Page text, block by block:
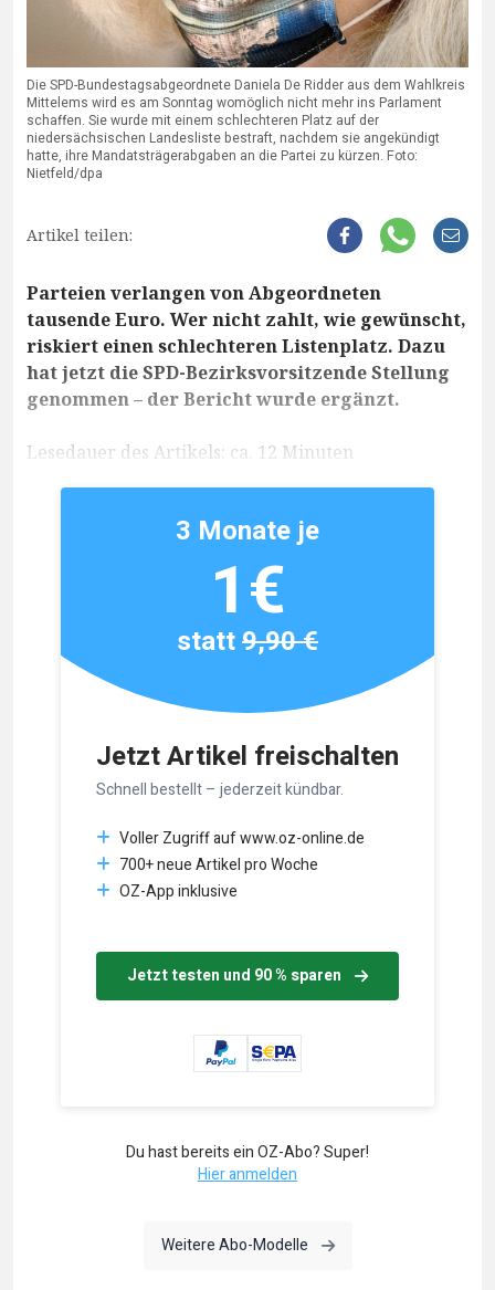
Die SPD-Bundestagsabgeordnete Daniela De Ridder aus dem Wahlkreis
Mittelems wird es am Sonntag womöglich nicht mehr ins Parlament
schaffen. Sie wurde mit einem schlechteren Platz auf der
niedersächsischen Landesliste bestraft, nachdem sie angekündigt
hatte, ihre Mandatsträgerabgaben an die Partei zu kürzen. Foto:
Nietfeld/dpa
Artikel teilen:
Parteien verlangen von Abgeordneten
tausende Euro. Wer nicht zahlt, wie gewünscht,
riskiert einen schlechteren Listenplatz. Dazu
hat jetzt die SPD-Bezirksvorsitzende Stellung
genommen – der Bericht wurde ergänzt.
Lesedauer des Artikels: ca. 12 Minuten
Jetzt Artikel freischalten
Schnell bestellt – jederzeit kündbar.
Voller Zugriff auf www.oz-online.de
700+ neue Artikel pro Woche
OZ-App inklusive
Jetzt testen und 90 % sparen
3 Monate je
1€
statt9,90 €
Du hast bereits ein OZ-Abo? Super!
Hier anmelden
Weitere Abo-Modelle